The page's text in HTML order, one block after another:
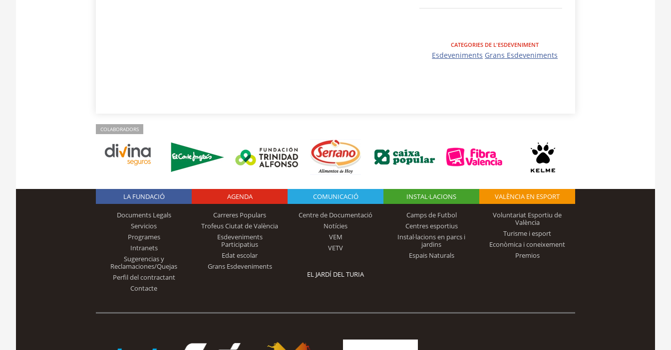
CATEGORIES DE L'ESDEVENIMENT
Esdeveniments Grans Esdeveniments
COLABORADORS
Logo Fundación
Trinidad Alfonso
LA FUNDACIÓ
Documents Legals
Servicios
Programes
Intranets
Sugerencias y
Reclamaciones/Quejas
Perfil del contractant
Contacte
AGENDA
Carreres Populars
Trofeus Ciutat de València
Esdeveniments
Participatius
Edat escolar
Grans Esdeveniments
COMUNICACIÓ
Centre de Documentació
Notícies
VEM
VETV
INSTAL·LACIONS
Camps de Futbol
Centres esportius
Instal·lacions en parcs i
jardins
Espais Naturals
VALÈNCIA EN ESPORT
Voluntariat Esportiu de
València
Turisme i esport
Econòmica i coneixement
Premios
EL JARDÍ DEL TURIA